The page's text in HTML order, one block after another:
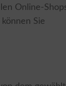
Online-
Sie